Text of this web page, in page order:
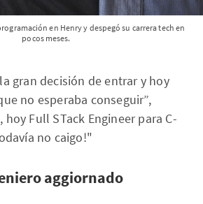
en Henry y despegó su carrera tech en
pocos meses.
gran decisión de entrar y hoy
no esperaba conseguir”,
hoy Full STack Engineer para C-
no caigo!"
aggiornado